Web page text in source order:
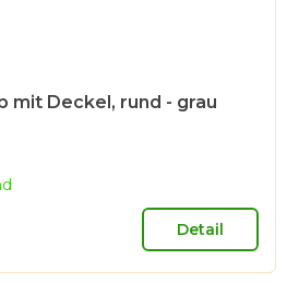
mit Deckel, rund - grau
Detail